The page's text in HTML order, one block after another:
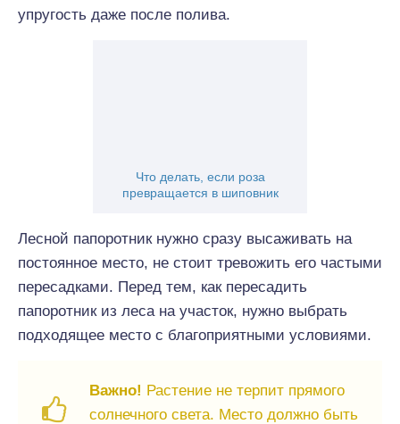
упругость даже после полива.
Что делать, если роза
превращается в шиповник
Лесной папоротник нужно сразу высаживать на
постоянное место, не стоит тревожить его частыми
пересадками. Перед тем, как пересадить
папоротник из леса на участок, нужно выбрать
подходящее место с благоприятными условиями.
Важно! Растение не терпит прямого
солнечного света. Место должно быть